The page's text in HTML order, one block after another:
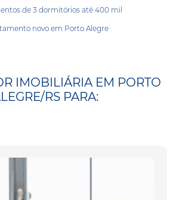
de 3 dormitórios até 400 mil
novo em Porto Alegre
IMOBILIÁRIA EM PORTO
RS PARA: